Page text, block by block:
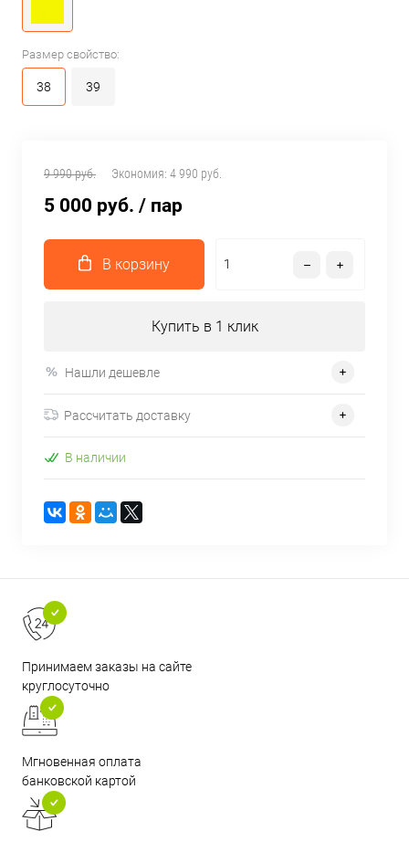
Размер свойство:
38 39
9 990 руб. Экономия: 4 990 руб.
5 000 руб. / пар
В корзину
Купить в 1 клик
Нашли дешевле
Рассчитать доставку
В наличии
Принимаем заказы на сайте
круглосуточно
Мгновенная оплата
банковской картой